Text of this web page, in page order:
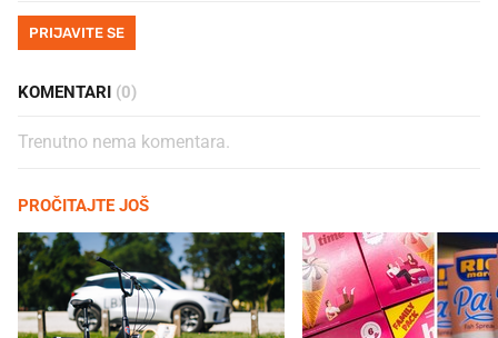
PRIJAVITE SE
KOMENTARI (0)
Trenutno nema komentara.
PROČITAJTE JOŠ